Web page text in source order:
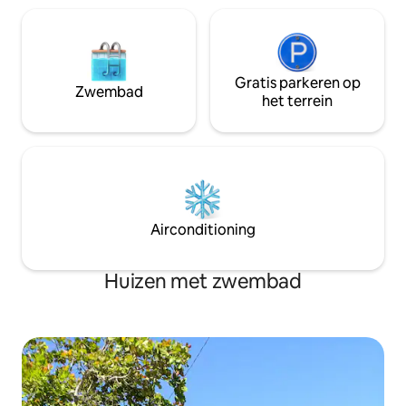
Zwembad
Gratis parkeren op
het terrein
Airconditioning
Huizen met zwembad